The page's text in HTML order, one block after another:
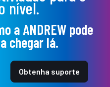
nível.
a ANDREW pode
chegar lá.
Obtenha suporte